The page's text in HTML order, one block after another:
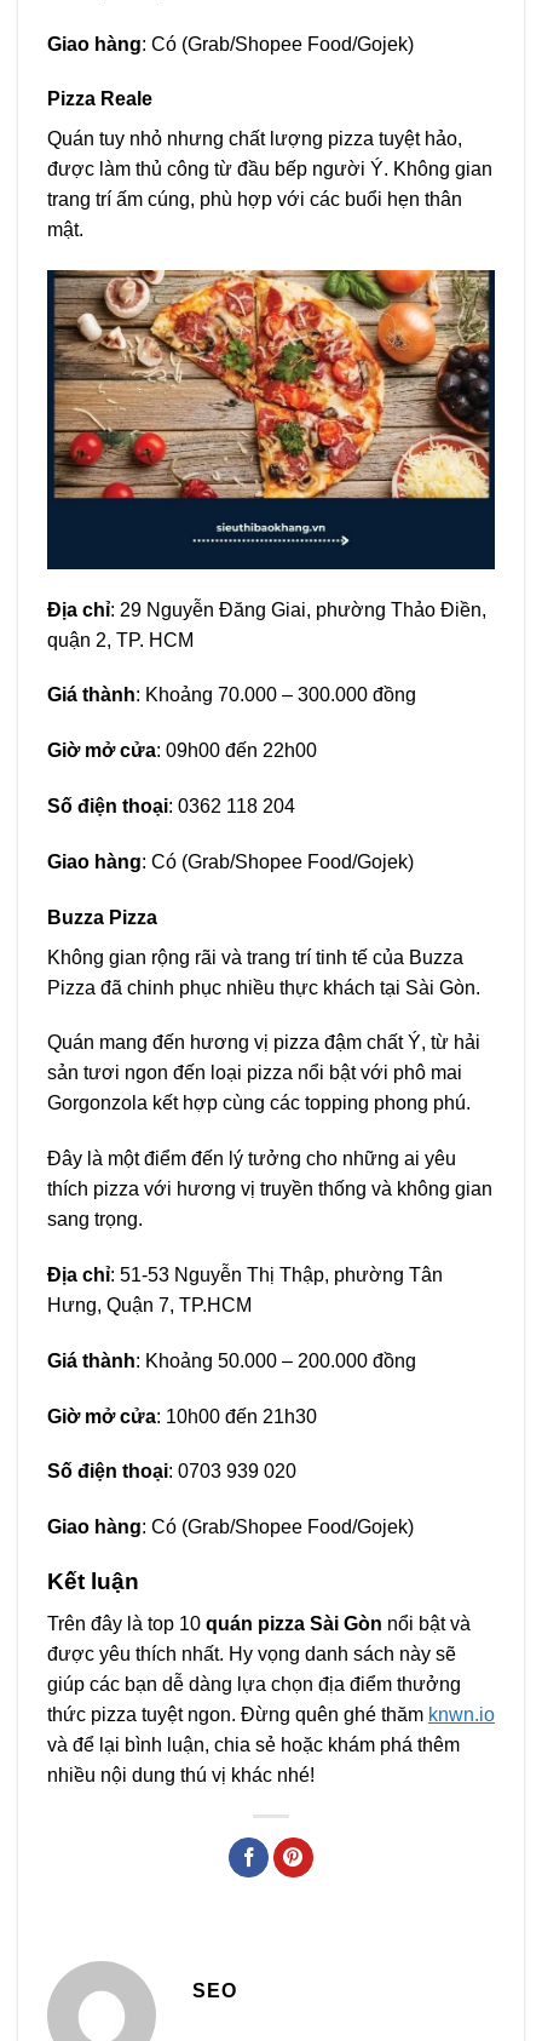
Giao hàng: Có (Grab/Shopee Food/Gojek)
Pizza Reale
Quán tuy nhỏ nhưng chất lượng pizza tuyệt hảo,
được làm thủ công từ đầu bếp người Ý. Không gian
trang trí ấm cúng, phù hợp với các buổi hẹn thân
mật.
Địa chỉ: 29 Nguyễn Đăng Giai, phường Thảo Điền,
quận 2, TP. HCM
Giá thành: Khoảng 70.000 – 300.000 đồng
Giờ mở cửa: 09h00 đến 22h00
Số điện thoại: 0362 118 204
Giao hàng: Có (Grab/Shopee Food/Gojek)
Buzza Pizza
Không gian rộng rãi và trang trí tinh tế của Buzza
Pizza đã chinh phục nhiều thực khách tại Sài Gòn.
Quán mang đến hương vị pizza đậm chất Ý, từ hải
sản tươi ngon đến loại pizza nổi bật với phô mai
Gorgonzola kết hợp cùng các topping phong phú.
Đây là một điểm đến lý tưởng cho những ai yêu
thích pizza với hương vị truyền thống và không gian
sang trọng.
Địa chỉ: 51-53 Nguyễn Thị Thập, phường Tân
Hưng, Quận 7, TP.HCM
Giá thành: Khoảng 50.000 – 200.000 đồng
Giờ mở cửa: 10h00 đến 21h30
Số điện thoại: 0703 939 020
Giao hàng: Có (Grab/Shopee Food/Gojek)
Kết luận
Trên đây là top 10 quán pizza Sài Gòn nổi bật và
được yêu thích nhất. Hy vọng danh sách này sẽ
giúp các bạn dễ dàng lựa chọn địa điểm thưởng
thức pizza tuyệt ngon. Đừng quên ghé thăm knwn.io
và để lại bình luận, chia sẻ hoặc khám phá thêm
nhiều nội dung thú vị khác nhé!
SEO